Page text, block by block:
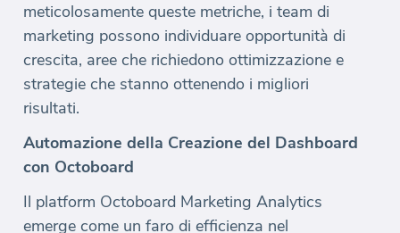
meticolosamente queste metriche, i team di
marketing possono individuare opportunità di
crescita, aree che richiedono ottimizzazione e
strategie che stanno ottenendo i migliori
risultati.
Automazione della Creazione del Dashboard
con Octoboard
Il platform Octoboard Marketing Analytics
emerge come un faro di efficienza nel